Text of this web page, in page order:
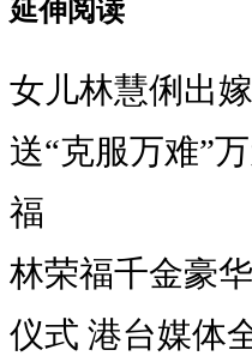
延伸阅读
女儿林慧俐出
送“克服万难”
福
林荣福千金豪
仪式 港台媒体